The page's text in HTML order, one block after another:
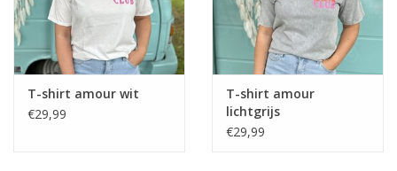
T-shirt amour wit
€29,99
T-shirt amour
lichtgrijs
€29,99